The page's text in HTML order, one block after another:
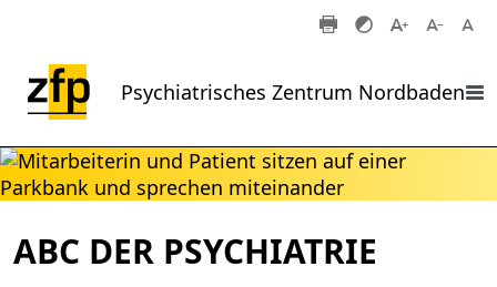
Psychiatrisches Zentrum Nordbaden
ABC DER PSYCHIATRIE